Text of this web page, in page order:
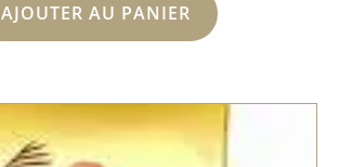
AJOUTER AU PANIER